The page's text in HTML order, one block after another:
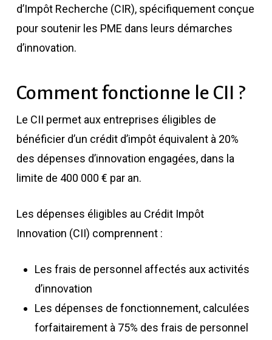
d’Impôt Recherche (CIR), spécifiquement conçue
pour soutenir les PME dans leurs démarches
d’innovation.
Comment fonctionne le CII ?
Le CII permet aux entreprises éligibles de
bénéficier d’un crédit d’impôt équivalent à 20%
des dépenses d’innovation engagées, dans la
limite de 400 000 € par an.
Les dépenses éligibles au Crédit Impôt
Innovation (CII) comprennent :
Les frais de personnel affectés aux activités
d’innovation
Les dépenses de fonctionnement, calculées
forfaitairement à 75% des frais de personnel